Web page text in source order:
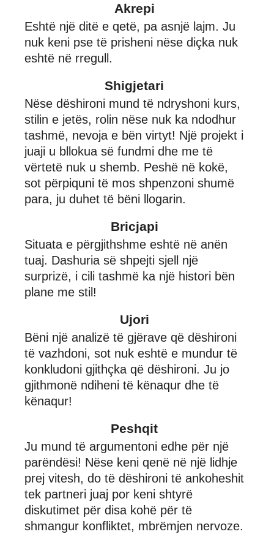
Akrepi
Eshtë një ditë e qetë, pa asnjë lajm. Ju
nuk keni pse të prisheni nëse diçka nuk
eshtë në rregull.
Shigjetari
Nëse dëshironi mund të ndryshoni kurs,
stilin e jetës, rolin nëse nuk ka ndodhur
tashmë, nevoja e bën virtyt! Një projekt i
juaji u bllokua së fundmi dhe me të
vërtetë nuk u shemb. Peshë në kokë,
sot përpiquni të mos shpenzoni shumë
para, ju duhet të bëni llogarin.
Bricjapi
Situata e përgjithshme eshtë në anën
tuaj. Dashuria së shpejti sjell një
surprizë, i cili tashmë ka një histori bën
plane me stil!
Ujori
Bëni një analizë të gjërave që dëshironi
të vazhdoni, sot nuk eshtë e mundur të
konkludoni gjithçka që dëshironi. Ju jo
gjithmonë ndiheni të kënaqur dhe të
kënaqur!
Peshqit
Ju mund të argumentoni edhe për një
parëndësi! Nëse keni qenë në një lidhje
prej vitesh, do të dëshironi të ankoheshit
tek partneri juaj por keni shtyrë
diskutimet për disa kohë për të
shmangur konfliktet, mbrëmjen nervoze.